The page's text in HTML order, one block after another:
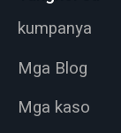
kumpanya
Mga Blog
Mga kaso